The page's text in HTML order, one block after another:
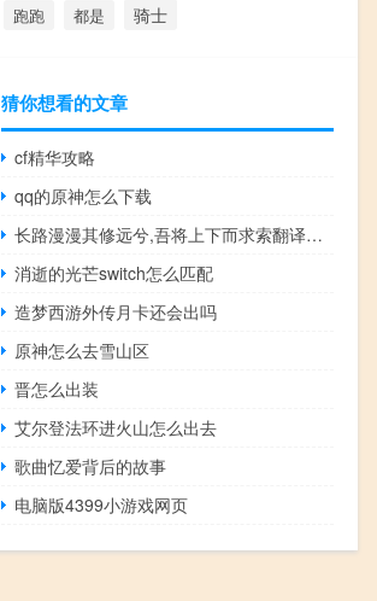
跑跑 都是 骑士
猜你想看的文章
cf精华攻略
qq的原神怎么下载
长路漫漫其修远兮,吾将上下而求索翻译用于作文需要
消逝的光芒switch怎么匹配
造梦西游外传月卡还会出吗
原神怎么去雪山区
晋怎么出装
艾尔登法环进火山怎么出去
歌曲忆爱背后的故事
电脑版4399小游戏网页